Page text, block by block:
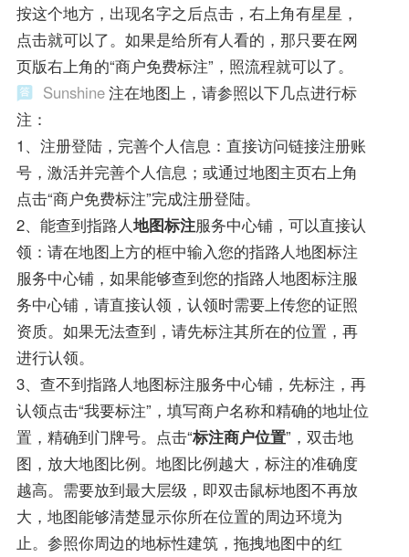
按这个地方，出现名字之后点击，右上角有星星，
点击就可以了。如果是给所有人看的，那只要在网
页版右上角的“商户免费标注”，照流程就可以了。
Sunshine注在地图上，请参照以下几点进行标
注：
1、注册登陆，完善个人信息：直接访问链接注册账
号，激活并完善个人信息；或通过地图主页右上角
点击“商户免费标注”完成注册登陆。
2、能查到指路人地图标注服务中心铺，可以直接认
领：请在地图上方的框中输入您的指路人地图标注
服务中心铺，如果能够查到您的指路人地图标注服
务中心铺，请直接认领，认领时需要上传您的证照
资质。如果无法查到，请先标注其所在的位置，再
进行认领。
3、查不到指路人地图标注服务中心铺，先标注，再
认领点击“我要标注”，填写商户名称和精确的地址位
置，精确到门牌号。点击“标注商户位置”，双击地
图，放大地图比例。地图比例越大，标注的准确度
越高。需要放到最大层级，即双击鼠标地图不再放
大，地图能够清楚显示你所在位置的周边环境为
止。参照你周边的地标性建筑，拖拽地图中的红